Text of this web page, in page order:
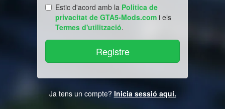
Estic d'acord amb la Politica de
privacitat de GTA5-Mods.com i els
Termes d'utilització.
Ja tens un compte? Inicia sessió aquí.